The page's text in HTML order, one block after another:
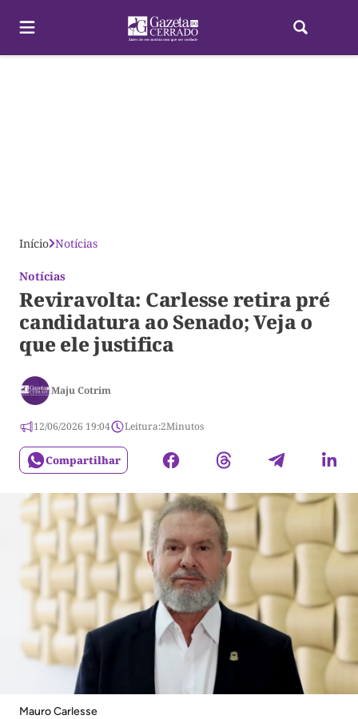
Últimas Notícias TocantinsPolíticaOportunidades Boas Notícias
Início Notícias
Notícias
Reviravolta: Carlesse retira pré
candidatura ao Senado; Veja o
que ele justifica
Maju Cotrim
12/06/2026 19:04 Leitura:2Minutos
Compartilhar
Mauro Carlesse